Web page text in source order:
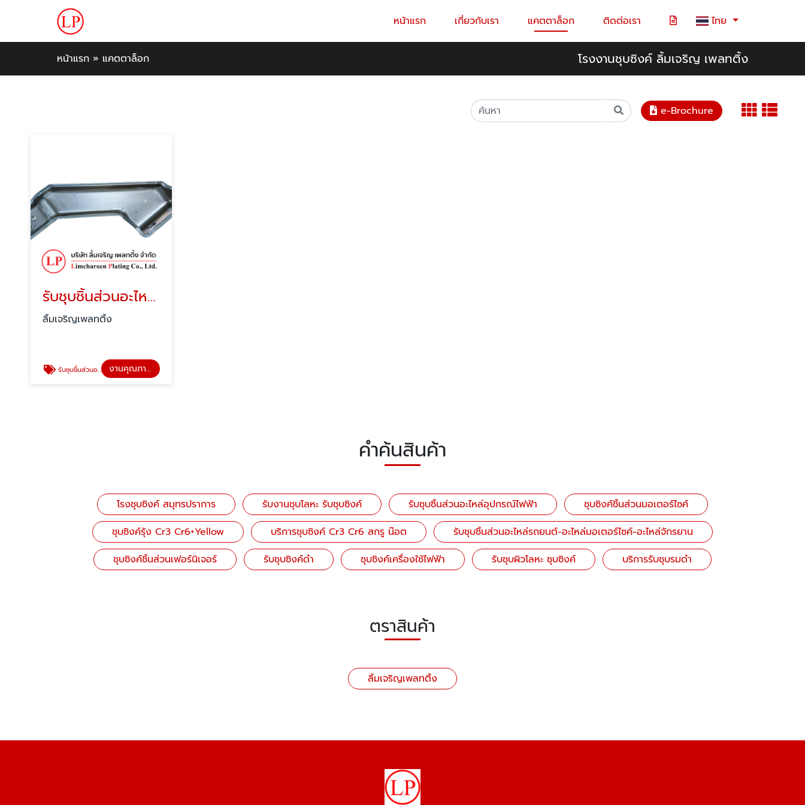
หน้าแรก เกี่ยวกับเรา แคตตาล็อก ติดต่อเรา ไทย
หน้าแรก » แคตตาล็อก โรงงานชุบซิงค์ ลิ้มเจริญ เพลทติ้ง
e-Brochure
รับชุบชิ้นส่วนอะไหล่รถยนต์
ลิ้มเจริญเพลทติ้ง
รับชุบชิ้นส่วนอะไหล่รถยนต์-อะไหล่มอเตอร์ไซค์-อะไหล่จักรยาน งานคุณภาพลิ้มเจริญ
คำค้นสินค้า
โรงชุบซิงค์ สมุทรปราการ รับงานชุบโลหะ รับชุบซิงค์ รับชุบชิ้นส่วนอะไหล่อุปกรณ์ไฟฟ้า
ชุบซิงค์ชิ้นส่วนมอเตอร์ไซค์
ชุบซิงค์รุ้ง Cr3 Cr6+Yellow
บริการชุบซิงค์ Cr3 Cr6 สกรู น๊อต
รับชุบชิ้นส่วนอะไหล่รถยนต์-อะไหล่มอเตอร์ไซค์-อะไหล่จักรยาน
ชุบซิงค์ชิ้นส่วนเฟอร์นิเจอร์
รับชุบซิงค์ดำ ชุบซิงค์เครื่องใช้ไฟฟ้า รับชุบผิวโลหะ ชุบซิงค์ บริการรับชุบรมดำ
ตราสินค้า
ลิ้มเจริญเพลทติ้ง